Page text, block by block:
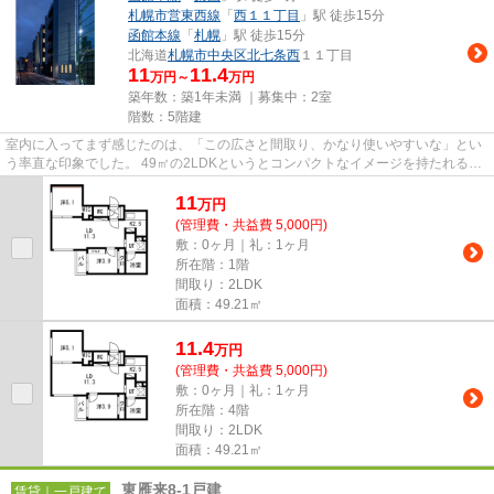
札幌市営東西線 「 西１１丁目 」駅 徒歩15分
函館本線 「 札幌 」駅 徒歩15分
北海道札幌市中央区北七条西 １１丁目
11万円～ 11.4万円
築年数：築1年未満 ｜募集中： 2室
階数：5階建
室内に入ってまず感じたのは、「この広さと間取り、かなり使いやすいな」とい
う率直な印象でした。 49㎡の2LDKというとコンパクトなイメージを持たれるこ
ともありますが、実際に見る...
11万円
(管理費・共益費 5,000円)
敷：0ヶ月｜礼：1ヶ月
所在階：1階
間取り：2LDK
面積：49.21㎡
11.4万円
(管理費・共益費 5,000円)
敷：0ヶ月｜礼：1ヶ月
所在階：4階
間取り：2LDK
面積：49.21㎡
東雁来8-1戸建